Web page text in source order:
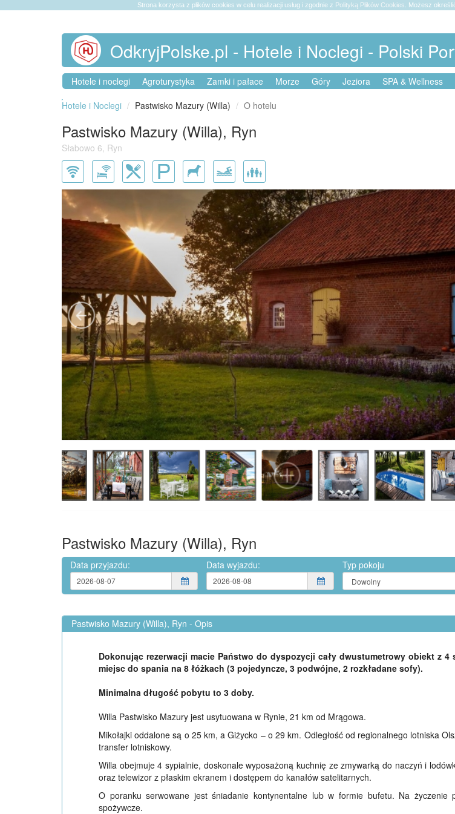
Strona korzysta z plików cookies w celu realizacji usług i zgodnie z Polityką Plików Cookies . Możesz
OdkryjPolske.pl - Hotele i Noclegi - Polski
Hotele i noclegi Agroturystyka Zamki i pałace Morze Góry Jeziora SPA & Wellness
Hotele i Noclegi
Pastwisko Mazury (Willa) O hotelu
Pastwisko Mazury (Willa), Ryn
Słabowo 6, Ryn
Pastwisko Mazury (Willa), Ryn
Data przyjazdu: Data wyjazdu: Typ pokoju
Pastwisko Mazury (Willa), Ryn - Opis
Dokonując rezerwacji macie Państwo do dyspozycji cały dwustumetrowy obiekt z 4
miejsc do spania na 8 łóżkach (3 pojedyncze, 3 podwójne, 2 rozkładane sofy).
Minimalna długość pobytu to 3 doby.
Willa Pastwisko Mazury jest usytuowana w Rynie, 21 km od Mrągowa.
Mikołajki oddalone są o 25 km, a Giżycko – o 29 km. Odległość od regionalnego lotniska
transfer lotniskowy.
Willa obejmuje 4 sypialnie, doskonale wyposażoną kuchnię ze zmywarką do naczyń i
oraz telewizor z płaskim ekranem i dostępem do kanałów satelitarnych.
O poranku serwowane jest śniadanie kontynentalne lub w formie bufetu. Na życzenie
spożywcze.